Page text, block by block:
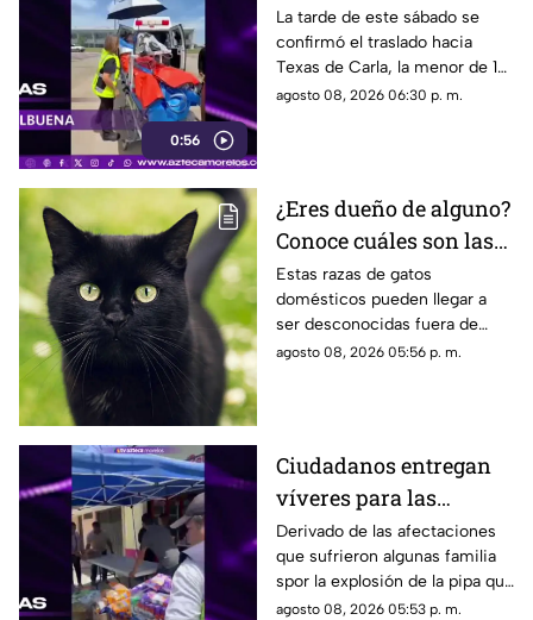
0:56
de menor que sufrió
quemadura en la
explosión de gas LP en
Cuernavaca
La tarde de este sábado se
confirmó el traslado hacia
Texas de Carla, la menor de 15
años que resultó gravemente
agosto 08, 2026 06:30 p. m.
¿Eres dueño de alguno?
Conoce cuáles son las
cinco razas más raras
de gatos domésticos en
todo el mundo
Estas razas de gatos
domésticos pueden llegar a
ser desconocidas fuera de
círculos especializados, y
agosto 08, 2026 05:56 p. m.
Ciudadanos entregan
víveres para las
familias afectadas por
la explosión de pipa en
Cuernavaca
Derivado de las afectaciones
que sufrieron algunas familia
spor la explosión de la pipa que
transportaba gas LP,
agosto 08, 2026 05:53 p. m.